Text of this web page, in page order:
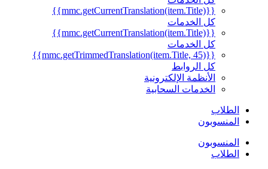
{{mmc.getCurrentTranslation(item.Title)}}
كل الخدمات
{{mmc.getCurrentTranslation(item.Title)}}
كل الخدمات
{{mmc.getTrimmedTranslation(item.Title, 45)}}
كل الروابط
الأنظمة الإلكترونية
الخدمات السحابية
الطلاب
المنسوبون
المنسوبون
الطلاب